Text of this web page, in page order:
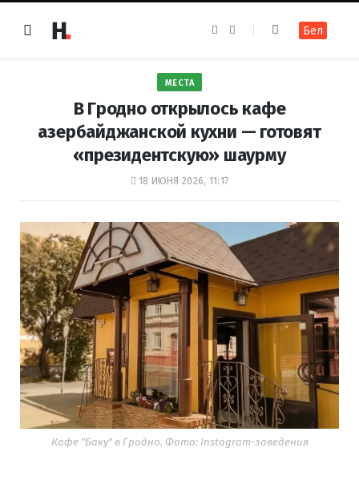
e
k
t
m
Бел
МЕСТА
В Гродно открылось кафе
азербайджанской кухни — готовят
«президентскую» шаурму
18 ИЮНЯ 2026, 11:17
Кафе "Баку" в Гродно. Фото: Instagram-заведения